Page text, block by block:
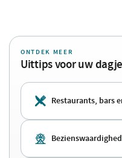
ONTDEK MEER
Uittips voor uw
Restaurants, bars